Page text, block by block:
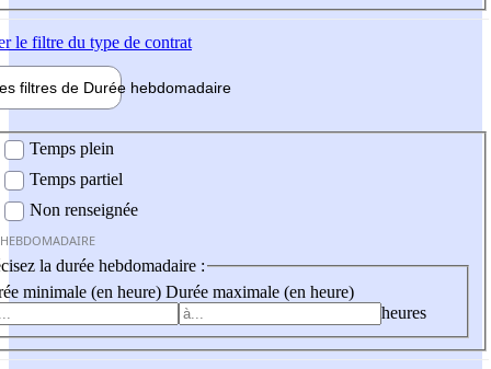
le filtre du type de contrat
filtres de Durée hebdomadaire
Temps plein
Temps partiel
Non renseignée
la durée hebdomadaire :
minimale (en heure) Durée maximale (en heure)
heures